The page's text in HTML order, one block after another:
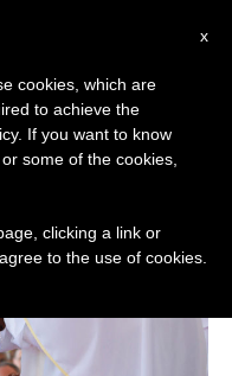
x
cookies, which are
to achieve the
If you want to know
some of the cookies,
clicking a link or
to the use of cookies.